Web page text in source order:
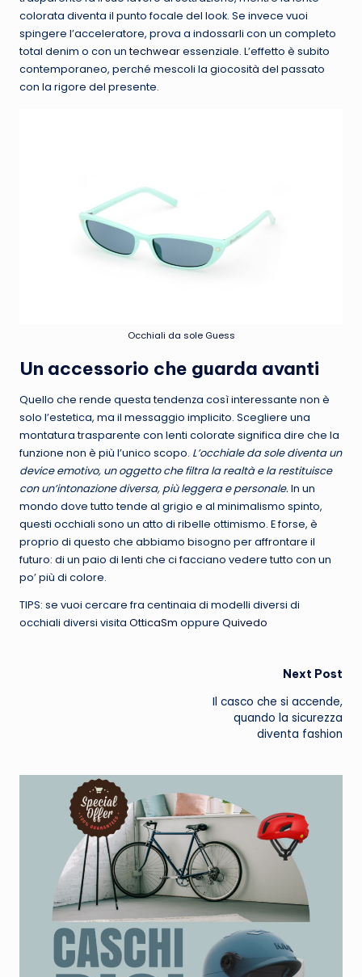
colorata diventa il punto focale del look. Se invece vuoi
spingere l’acceleratore, prova a indossarli con un completo
total denim o con untechwearessenziale. L’effetto è subito
contemporaneo, perché mescoli la giocosità del passato
con la rigore del presente.
Occhiali da sole Guess
Un accessorio che guarda avanti
Quello che rende questa tendenza così interessante non è
solo l’estetica, ma il messaggio implicito. Scegliere una
montatura trasparente con lenti colorate significa dire che la
funzione non è più l’unico scopo. L’occhiale da sole diventa un
device emotivo, un oggetto che filtra la realtà e la restituisce
con un’intonazione diversa, più leggera e personale.In un
mondo dove tutto tende al grigio e al minimalismo spinto,
questi occhiali sono un atto di ribelle ottimismo. E forse, è
proprio di questo che abbiamo bisogno per affrontare il
futuro: di un paio di lenti che ci facciano vedere tutto con un
po’ più di colore.
TIPS: se vuoi cercare fra centinaia di modelli diversi di
occhiali diversi visita OtticaSm oppure Quivedo
Next Post
Il casco che si accende,
quando la sicurezza
diventa fashion